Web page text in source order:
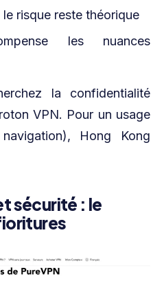
risque reste théorique
les nuances
la confidentialité
VPN. Pour un usage
Hong Kong
sécurité : le